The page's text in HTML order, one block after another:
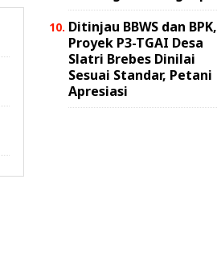
Ditinjau BBWS dan BPK,
Proyek P3-TGAI Desa
Slatri Brebes Dinilai
Sesuai Standar, Petani
Apresiasi